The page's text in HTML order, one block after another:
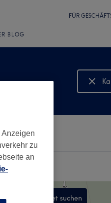
FÜR
BLOG
In diesem Gebiet suchen
zu
an